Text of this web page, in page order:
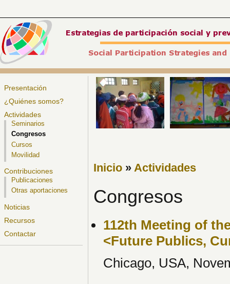
Presentación
¿Quiénes somos?
Actividades
Seminarios
Congresos
Cursos
Movilidad
Contribuciones
Publicaciones
Otras aportaciones
Noticias
Recursos
Contactar
Inicio » Actividades
Congresos
112th Meeting of
<Future Publics,
Chicago, USA,